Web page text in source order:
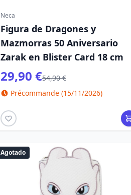
Neca
Figura de Dragones y
Mazmorras 50 Aniversario
Zarak en Blister Card 18 cm
29,90 €54,90 €
Précommande (15/11/2026)
Agotado